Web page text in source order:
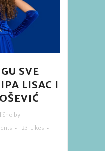
SVE
LISAC I
by
23 Likes